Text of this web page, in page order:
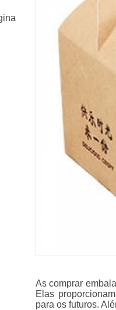
As comprar
Elas
para os futuros.